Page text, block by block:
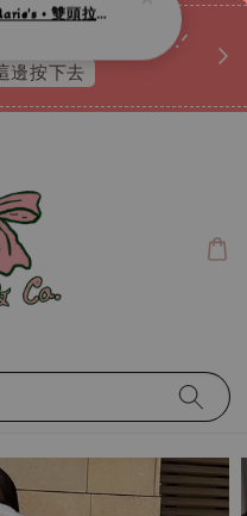
』嗎ꕀ♡ 私訊我們.ᐟ.ᐟ
邊按下去